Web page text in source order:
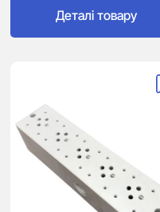
Деталі товару